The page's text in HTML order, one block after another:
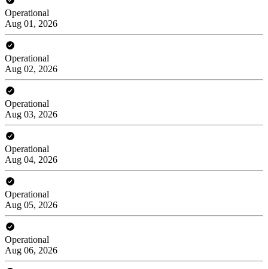
Operational
Aug 01, 2026
Operational
Aug 02, 2026
Operational
Aug 03, 2026
Operational
Aug 04, 2026
Operational
Aug 05, 2026
Operational
Aug 06, 2026